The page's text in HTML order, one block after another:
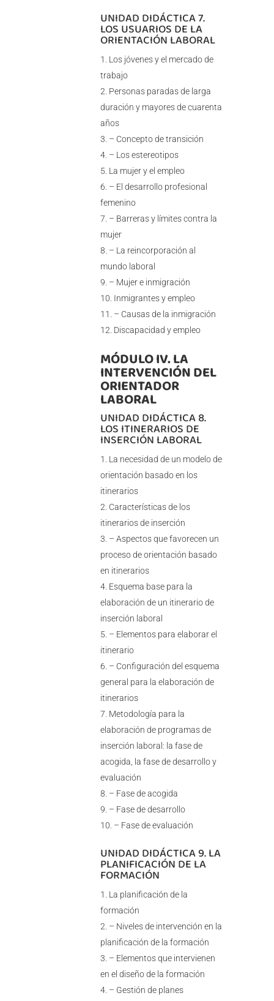
UNIDAD DIDÁCTICA 7.
LOS USUARIOS DE LA
ORIENTACIÓN LABORAL
Los jóvenes y el mercado de
trabajo
Personas paradas de larga
duración y mayores de cuarenta
años
– Concepto de transición
– Los estereotipos
La mujer y el empleo
– El desarrollo profesional
femenino
– Barreras y límites contra la
mujer
– La reincorporación al
mundo laboral
– Mujer e inmigración
Inmigrantes y empleo
– Causas de la inmigración
Discapacidad y empleo
MÓDULO IV. LA
INTERVENCIÓN DEL
ORIENTADOR
LABORAL
UNIDAD DIDÁCTICA 8.
LOS ITINERARIOS DE
INSERCIÓN LABORAL
La necesidad de un modelo de
orientación basado en los
itinerarios
Características de los
itinerarios de inserción
– Aspectos que favorecen un
proceso de orientación basado
en itinerarios
Esquema base para la
elaboración de un itinerario de
inserción laboral
– Elementos para elaborar el
itinerario
– Configuración del esquema
general para la elaboración de
itinerarios
Metodología para la
elaboración de programas de
inserción laboral: la fase de
acogida, la fase de desarrollo y
evaluación
– Fase de acogida
– Fase de desarrollo
– Fase de evaluación
UNIDAD DIDÁCTICA 9. LA
PLANIFICACIÓN DE LA
FORMACIÓN
La planificación de la
formación
– Niveles de intervención en la
planificación de la formación
– Elementos que intervienen
en el diseño de la formación
– Gestión de planes